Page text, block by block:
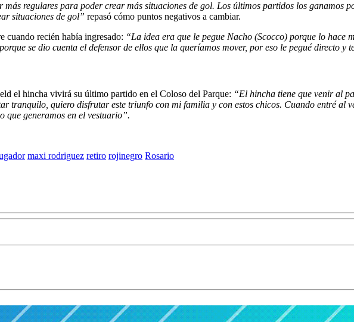
más regulares para poder crear más situaciones de gol. Los últimos partidos los ganamos
situaciones de gol” repasó cómo puntos negativos a cambiar.
cuando recién había ingresado: “La idea era que le pegue Nacho (Scocco) porque lo hace
se dio cuenta el defensor de ellos que la queríamos mover, por eso le pegué directo y
el hincha vivirá su último partido en el Coloso del Parque: “El hincha tiene que venir al
tranquilo, quiero disfrutar este triunfo con mi familia y con estos chicos. Cuando entré al
que generamos en el vestuario”.
maxi rodriguez retiro rojinegro Rosario